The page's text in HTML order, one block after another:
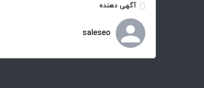
آگهی دهنده
saleseo